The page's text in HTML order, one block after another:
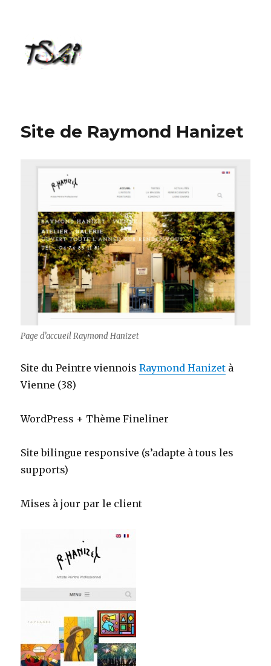
Site de Raymond Hanizet
Page d’accueil Raymond Hanizet
Site du Peintre viennoisRaymond Hanizet à
Vienne (38)
WordPress + Thème Fineliner
Site bilingue responsive (s’adapte à tous les
supports)
Mises à jour par le client